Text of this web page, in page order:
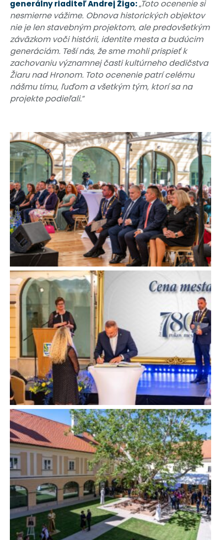
generálny riaditeľ Andrej Žigo:„Toto ocenenie si
nesmierne vážime. Obnova historických objektov
nie je len stavebným projektom, ale predovšetkým
záväzkom voči histórii, identite mesta a budúcim
generáciám. Teší nás, že sme mohli prispieť k
zachovaniu významnej časti kultúrneho dedičstva
Žiaru nad Hronom. Toto ocenenie patrí celému
nášmu tímu, ľuďom a všetkým tým, ktorí sa na
projekte podieľali.“